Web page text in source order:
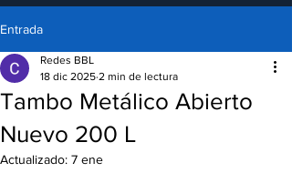
Entrada
Tambo Metálico Abierto
Nuevo 200 L
Redes BBL
18 dic 2025 2 min de lectura
Actualizado: 7 ene